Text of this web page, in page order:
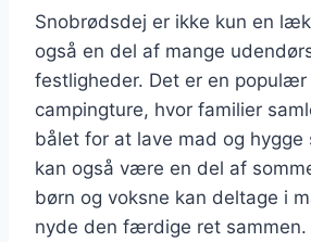
Snobrødsdej er ikke kun en
også en del af mange
festligheder. Det er en populær
campingture, hvor familier
bålet for at lave mad og hygge
kan også være en del af
børn og voksne kan deltage i
nyde den færdige ret sammen.